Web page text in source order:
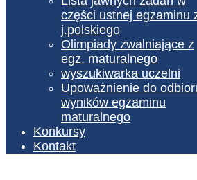
części ustnej egzaminu
j.polskiego
Olimpiady zwalniające z
egz. maturalnego
wyszukiwarka uczelni
Upoważnienie do
wyników egzaminu
maturalnego
Konkursy
Kontakt